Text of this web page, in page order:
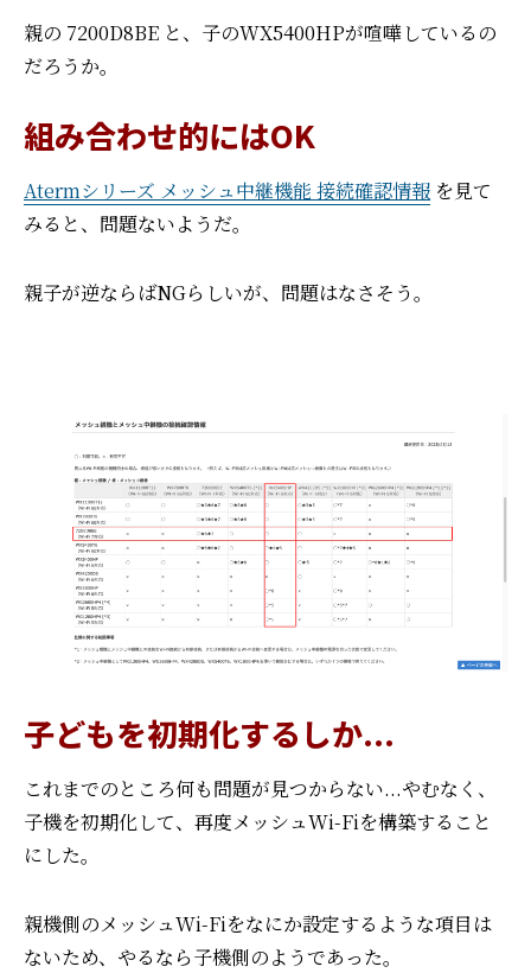
親の 7200D8BE と、子のWX5400HPが喧嘩しているの
だろうか。
組み合わせ的にはOK
Atermシリーズ メッシュ中継機能 接続確認情報 を見て
みると、問題ないようだ。
親子が逆ならばNGらしいが、問題はなさそう。
子どもを初期化するしか...
これまでのところ何も問題が見つからない...やむなく、
子機を初期化して、再度メッシュWi-Fiを構築すること
にした。
親機側のメッシュWi-Fiをなにか設定するような項目は
ないため、やるなら子機側のようであった。